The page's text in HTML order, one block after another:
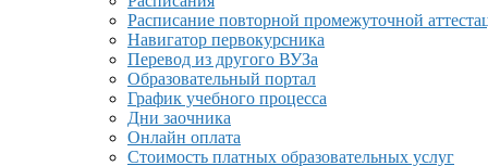
Расписание повторной промежуточной
Навигатор первокурсника
Перевод из другого ВУЗа
Образовательный портал
График учебного процесса
Дни заочника
Онлайн оплата
Стоимость платных образовательных услуг